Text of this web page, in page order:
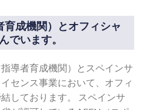
成機関）とオフィシャ
でいます。
導者育成機関）とスペインサ
センス事業において、オフィ
しております。 スペインサ